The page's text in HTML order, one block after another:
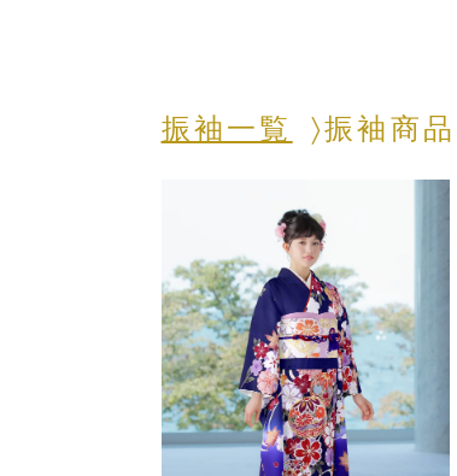
振袖一覧 振袖商品